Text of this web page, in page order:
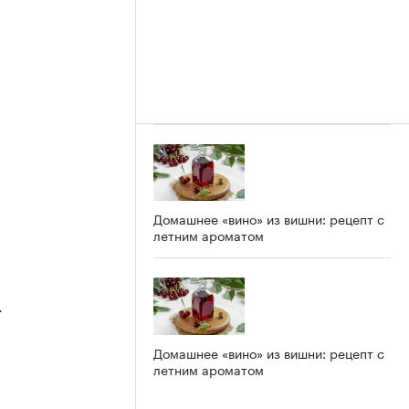
Домашнее «вино» из вишни: рецепт с
летним ароматом
Домашнее «вино» из вишни: рецепт с
летним ароматом